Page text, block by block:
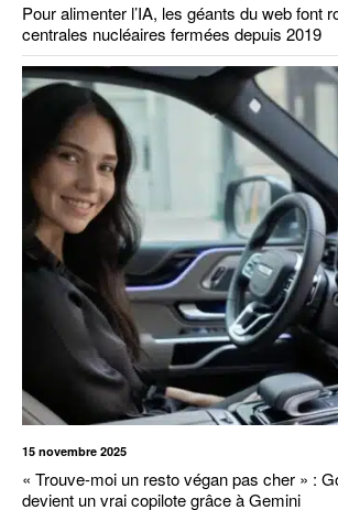
Pour alimenter l’IA, les géants du web font
centrales nucléaires fermées depuis 2019
15 novembre 2025
« Trouve-moi un resto végan pas cher » :
devient un vrai copilote grâce à Gemini